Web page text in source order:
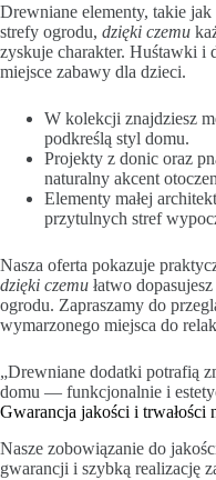
Drewniane elementy, takie
strefy ogrodu, dzięki czemu
zyskuje charakter. Huśtawki i
miejsce zabawy dla dzieci.
W kolekcji znajdziesz
podkreślą styl domu.
Projekty z donic oraz
naturalny akcent
Elementy małej
przytulnych stref
Nasza oferta pokazuje
dzięki czemu łatwo
ogrodu. Zapraszamy do
wymarzonego miejsca do
„Drewniane dodatki potrafią
domu — funkcjonalnie i
Gwarancja jakości i trwałości
Nasze zobowiązanie do
gwarancji i szybką realizację